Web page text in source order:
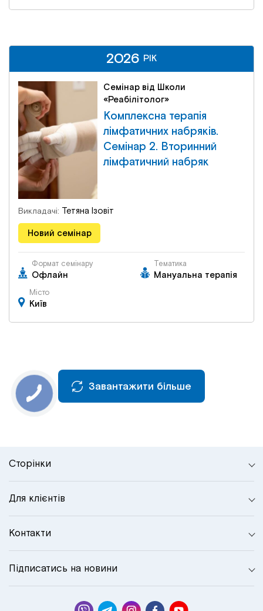
Семінар від Школи
«Реабілітолог»
Комплексна терапія
лімфатичних набряків.
Семінар 2. Вторинний
лімфатичний набряк
Викладачі: Тетяна Ізовіт
Новий семінар
Формат семінару
Офлайн
Тематика
Мануальна терапія
Місто
Київ
2026 РІК
2026 РІК
Завантажити більше
Сторінки
Для клієнтів
Контакти
Підписатись на новини